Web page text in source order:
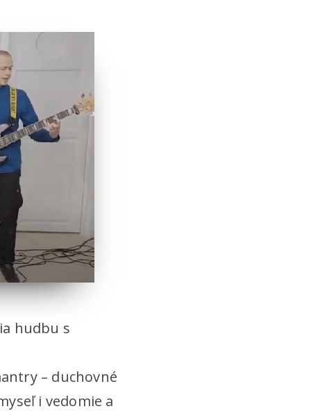
hudbu s
– duchovné
i vedomie a